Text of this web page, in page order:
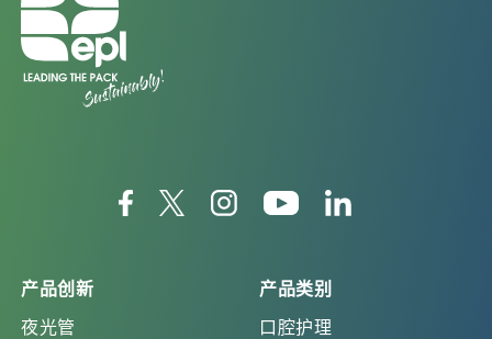
产品创新
夜光管
产品类别
口腔护理